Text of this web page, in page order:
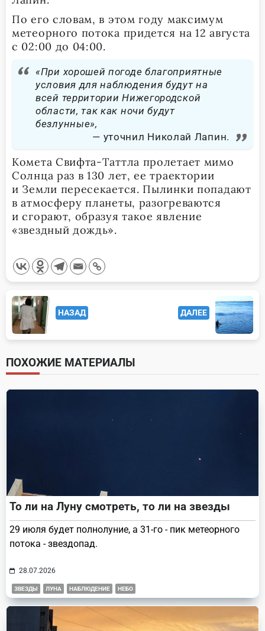
По его словам, в этом году максимум
метеорного потока придется на 12 августа
с 02:00 до 04:00.
«При хорошей погоде благоприятные
условия для наблюдения будут на
всей территории Нижегородской
области, так как ночи будут
безлунные»,
уточнил Николай Лапин.
Комета Свифта-Таттла пролетает мимо
Солнца раз в 130 лет, ее траектории
и Земли пересекается. Пылинки попадают
в атмосферу планеты, разогреваются
и сгорают, образуя такое явление
«звездный дождь».
<span
class="nav-
subtitle
screen-
reader-
text">Page</span>
НАЗАД ДАЛЕЕ
ПОХОЖИЕ МАТЕРИАЛЫ
То ли на Луну смотреть, то ли на звезды
29 июля будет полнолуние, а 31-го - пик метеорного
потока - звездопад.
28.07.2026
ЗВЕЗДЫ ЛУНА НАБЛЮДЕНИЕ НЕБО